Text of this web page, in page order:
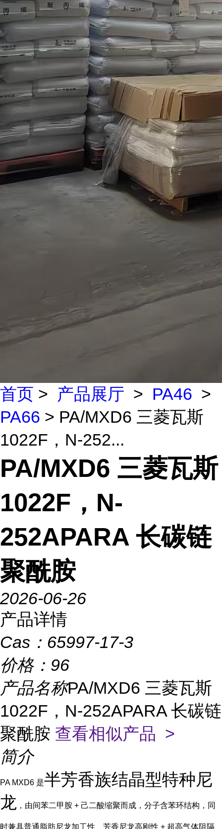
首页 > 产品展厅 > PA46 >
PA66 > PA/MXD6 三菱瓦斯
1022F，N-252...
PA/MXD6 三菱瓦斯
1022F，N-
252APARA 长碳链
聚酰胺
2026-06-26
产品详情
Cas： 65997-17-3
价格： 96
产品名称PA/MXD6 三菱瓦斯
1022F，N-252APARA 长碳链
聚酰胺 查看相似产品 >
简介
PA MXD6 是半芳香族结晶型特种尼
龙 ，由间苯二甲胺 + 己二酸缩聚而成，分子含苯环结构，同
时兼具普通脂肪尼龙加工性、芳香尼龙高刚性 + 超高气体阻隔